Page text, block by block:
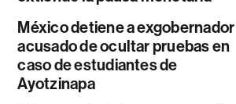
México detiene a exgobernador
acusado de ocultar pruebas en
caso de estudiantes de
Ayotzinapa